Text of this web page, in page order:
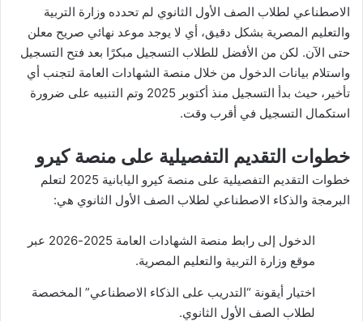
الاصطناعي لطلاب الصف الأول الثانوي لم تحدده وزارة التربية
والتعليم المصرية بشكل دقيق، أي لا يوجد موعد نهائي صريح معلن
حتى الآن. لكن من الأفضل للطلاب التسجيل مبكرًا بعد فتح التسجيل
واستلام بيانات الدخول من خلال منصة الشهادات العامة لتجنب أي
تأخير، حيث بدأ التسجيل منذ أكتوبر 2025 وتم التنبيه على ضرورة
استكمال التسجيل في أقرب وقت.
خطوات التقديم التفصيلية على منصة كيرو
خطوات التقديم التفصيلية على منصة كيرو اليابانية 2025 لتعلم
البرمجة والذكاء الاصطناعي لطلاب الصف الأول الثانوي هي:
الدخول إلى رابط منصة الشهادات العامة 2025-2026 عبر
موقع وزارة التربية والتعليم المصرية.
اختيار أيقونة “التدريب على الذكاء الاصطناعي” المخصصة
لطلاب الصف الأول الثانوي.